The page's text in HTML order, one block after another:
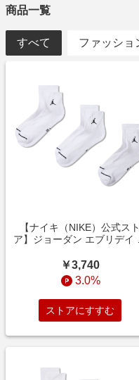
・Apple WatchとApple
注意事項
商品一覧
すべて ファッショ
【ナイキ（NIKE）公式スト
ア】ジョーダン エブリデイ
足) DX9655-100 ホワイト
￥3,740
3.0%
ストアにすすむ